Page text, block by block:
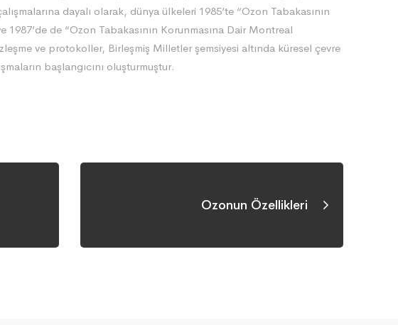
dayalı olarak, dünya ülkeleri 1985’te “Ozon Tabakasının
1987’de de “Ozon Tabakasının Korunmasına Dair Montreal
ve protokoller, Birleşmiş Milletler şemsiyesi altında küresel çevre
başlangıcını oluşturmuştur.
Ozonun Özellikleri